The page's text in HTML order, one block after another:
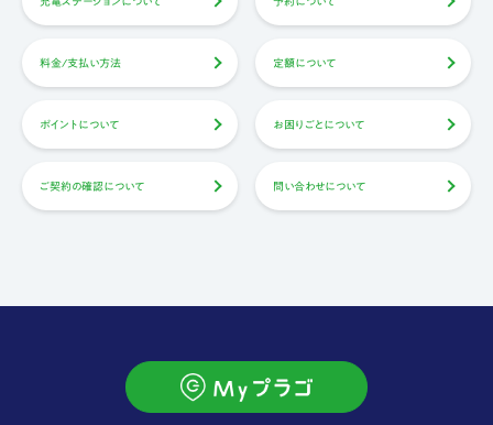
料金/支払い方法 定額について
ポイントについて お困りごとについて
ご契約の確認について 問い合わせについて